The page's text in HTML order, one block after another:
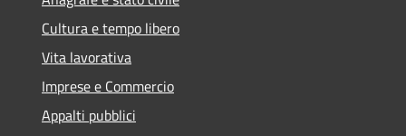
Cultura e tempo libero
Vita lavorativa
Imprese e Commercio
Appalti pubblici